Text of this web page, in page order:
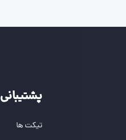
پشتیبانی
تیکت ها